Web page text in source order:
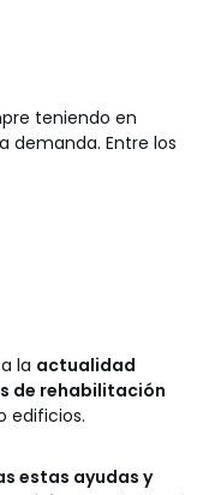
teniendo en
demanda. Entre los
la actualidad
de rehabilitación
edificios.
estas ayudas y